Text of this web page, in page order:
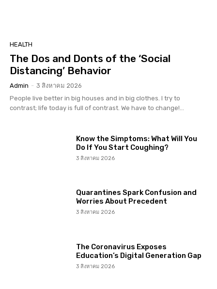
HEALTH
The Dos and Donts of the ‘Social
Distancing’ Behavior
Admin - 3 สิงหาคม 2026
People live better in big houses and in big clothes. I try to
contrast; life today is full of contrast. We have to change!...
Know the Simptoms: What Will You
Do If You Start Coughing?
3 สิงหาคม 2026
Quarantines Spark Confusion and
Worries About Precedent
3 สิงหาคม 2026
The Coronavirus Exposes
Education’s Digital Generation Gap
3 สิงหาคม 2026